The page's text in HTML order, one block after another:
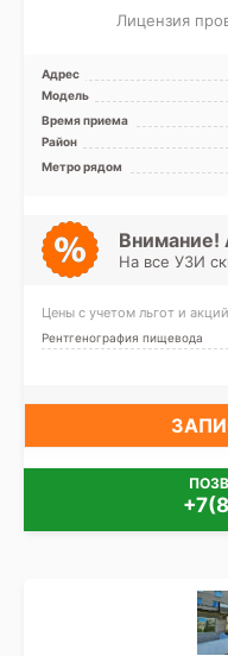
Лицензия
Адрес
Модель
Время приема
Район
Метро рядом
Внимание!
На все УЗИ
Цены с учетом льгот и
Рентгенография пищевода